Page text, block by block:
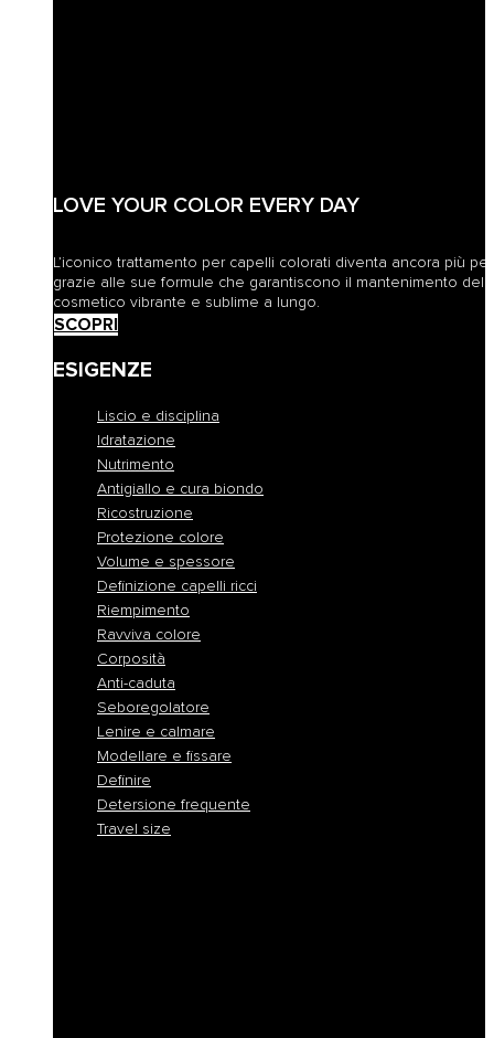
LOVE YOUR COLOR EVERY DAY
L’iconico trattamento per capelli colorati diventa ancora più
grazie alle sue formule che garantiscono il mantenimento del
cosmetico vibrante e sublime a lungo.
SCOPRI
ESIGENZE
Liscio e disciplina
Idratazione
Nutrimento
Antigiallo e cura biondo
Ricostruzione
Protezione colore
Volume e spessore
Definizione capelli ricci
Riempimento
Ravviva colore
Corposità
Anti-caduta
Seboregolatore
Lenire e calmare
Modellare e fissare
Definire
Detersione frequente
Travel size